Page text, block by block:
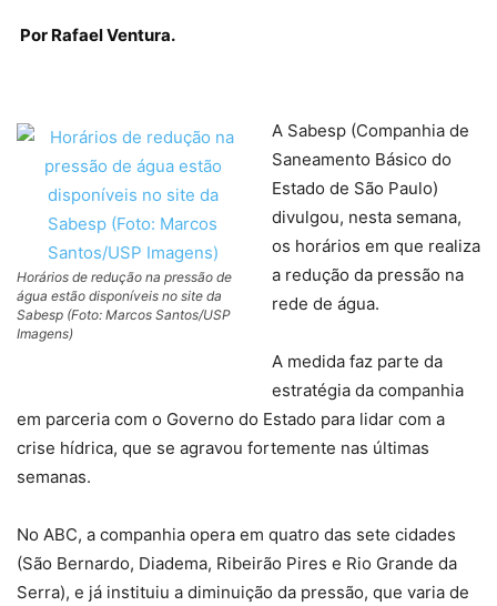
Por Rafael Ventura.
Horários de redução na pressão de
água estão disponíveis no site da
Sabesp (Foto: Marcos Santos/USP
Imagens)
A Sabesp (Companhia de
Saneamento Básico do
Estado de São Paulo)
divulgou, nesta semana,
os horários em que realiza
a redução da pressão na
rede de água.
A medida faz parte da
estratégia da companhia
em parceria com o Governo do Estado para lidar com a
crise hídrica, que se agravou fortemente nas últimas
semanas.
No ABC, a companhia opera em quatro das sete cidades
(São Bernardo, Diadema, Ribeirão Pires e Rio Grande da
Serra), e já instituiu a diminuição da pressão, que varia de